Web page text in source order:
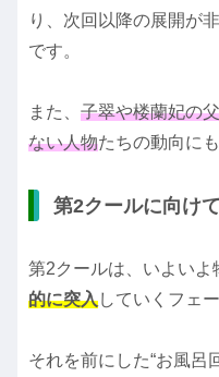
り、次回以降の展開が
です。
また、 子翠や楼蘭妃の
ない人物たちの動向に
第2クールに向け
第2クールは、いよいよ
的に突入していくフェ
それを前にした“お風呂